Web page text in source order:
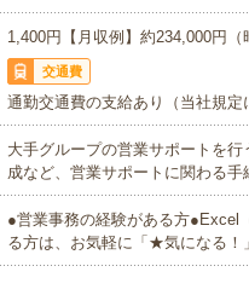
1,400円【月収例】約234,000円
交通費
通勤交通費の支給あり（当社規定
大手グループの営業サポートを
成など、営業サポートに関わる
●営業事務の経験がある方●Excel
る方は、お気軽に「★気になる